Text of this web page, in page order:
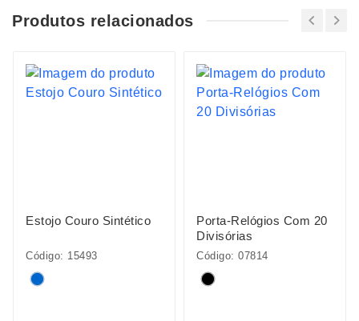
Produtos relacionados
Estojo Couro Sintético
Código: 15493
Porta-Relógios Com 20
Divisórias
Código: 07814